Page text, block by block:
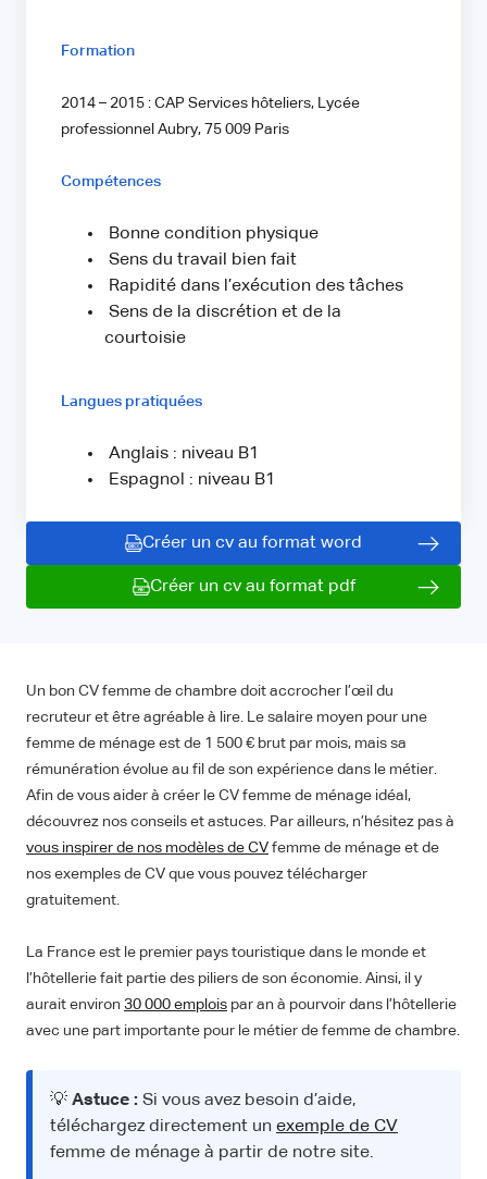
Formation
2014 – 2015 : CAP Services hôteliers, Lycée
professionnel Aubry, 75 009 Paris
Compétences
Bonne condition physique
Sens du travail bien fait
Rapidité dans l’exécution des tâches
Sens de la discrétion et de la
courtoisie
Langues pratiquées
Anglais : niveau B1
Espagnol : niveau B1
Créer un cv au format word
Créer un cv au format pdf
Un bon CV femme de chambre doit accrocher l’œil du
recruteur et être agréable à lire. Le salaire moyen pour une
femme de ménage est de 1 500 € brut par mois, mais sa
rémunération évolue au fil de son expérience dans le métier.
Afin de vous aider à créer le CV femme de ménage idéal,
découvrez nos conseils et astuces. Par ailleurs, n’hésitez pas à
vous inspirer de nos modèles de CV femme de ménage et de
nos exemples de CV que vous pouvez télécharger
gratuitement.
La France est le premier pays touristique dans le monde et
l’hôtellerie fait partie des piliers de son économie. Ainsi, il y
aurait environ 30 000 emplois par an à pourvoir dans l’hôtellerie
avec une part importante pour le métier de femme de chambre.
💡 Astuce : Si vous avez besoin d’aide,
téléchargez directement un exemple de CV
femme de ménage à partir de notre site.